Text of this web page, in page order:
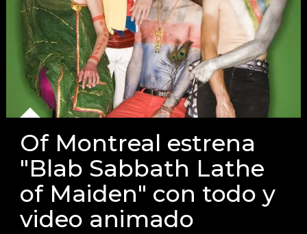
Of Montreal estrena
"Blab Sabbath Lathe
of Maiden" con todo y
video animado